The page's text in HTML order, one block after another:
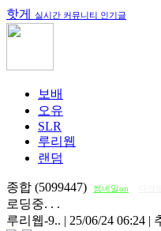
핫게 실시간 커뮤니티 인기글
보배
오유
SLR
루리웹
랜덤
종합 (5099447) 썸네일on
로딩중. . .
루리웹-9.. | 25/06/24 06:24 |